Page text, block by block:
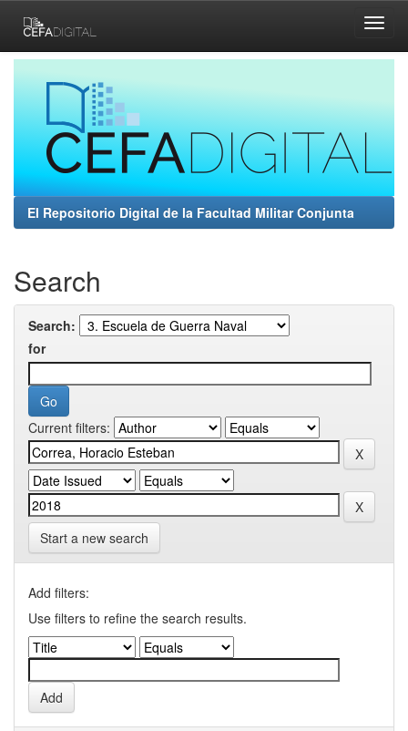
navigation
El Repositorio Digital de la Facultad Militar Conjunta
Search
Search:
for
Current filters:
Start a new search
Add filters:
Use filters to refine the search results.